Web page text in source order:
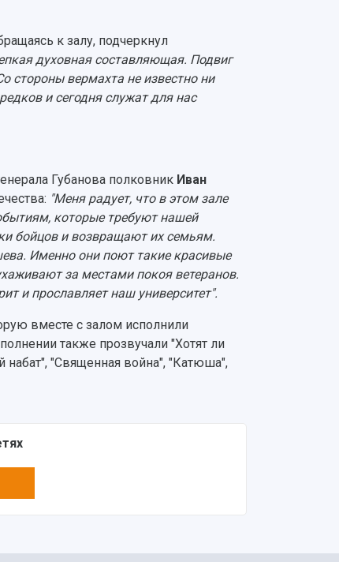
к залу, подчеркнул
духовная составляющая. Подвиг
стороны вермахта не известно ни
и сегодня служат для нас
Губанова полковник Иван
"Меня радует, что в этом зале
которые требуют нашей
бойцов и возвращают их семьям.
Именно они поют такие красивые
за местами покоя ветеранов.
и прославляет наш университет".
вместе с залом исполнили
также прозвучали "Хотят ли
"Священная война", "Катюша",